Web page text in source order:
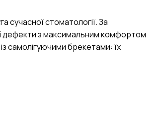
сучасної стоматології. За
дефекти з максимальним комфортом
самолігуючими брекетами: їх